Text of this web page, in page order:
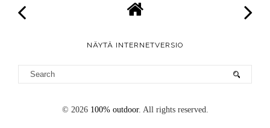
NÄYTÄ INTERNETVERSIO
© 2026 100% outdoor. All rights reserved.